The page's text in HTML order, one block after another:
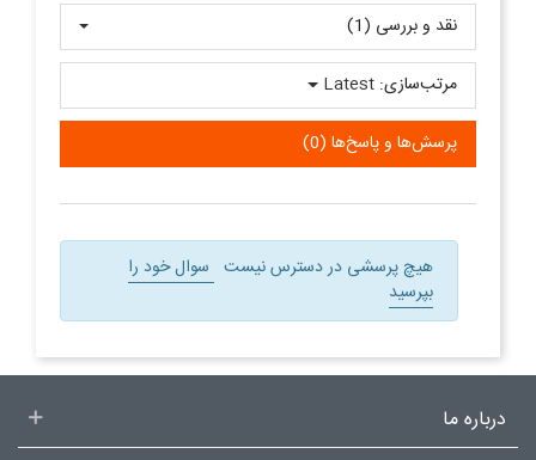
نقد و بررسی‌‌ (1)
پرسش‌ها و پاسخ‌ها (0)
مرتب‌سازی: Latest
هیچ پرسشی در دسترس نیست سوال خود را
بپرسید
درباره ما